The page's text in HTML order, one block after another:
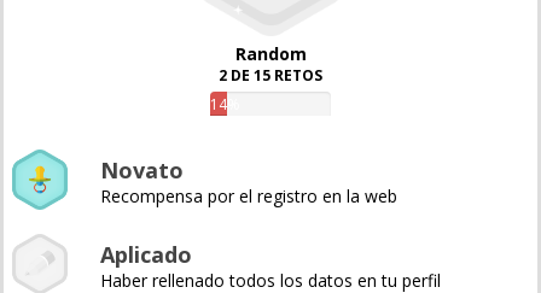
Random
2 DE 15 RETOS
14%
Novato
Recompensa por el registro en la web
Aplicado
Haber rellenado todos los datos en tu perfil